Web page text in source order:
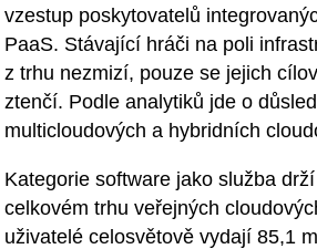
vzestup poskytovatelů
PaaS. Stávající hráči na poli
z trhu nezmizí, pouze se jejich
ztenčí. Podle analytiků jde o
multicloudových a hybridních
Kategorie software jako služba
celkovém trhu veřejných
uživatelé celosvětově vydají 85,1